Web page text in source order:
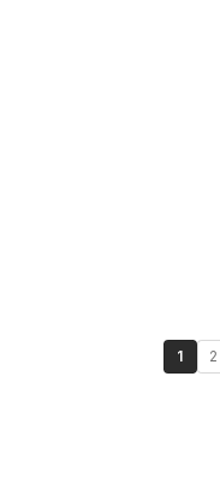
1 2